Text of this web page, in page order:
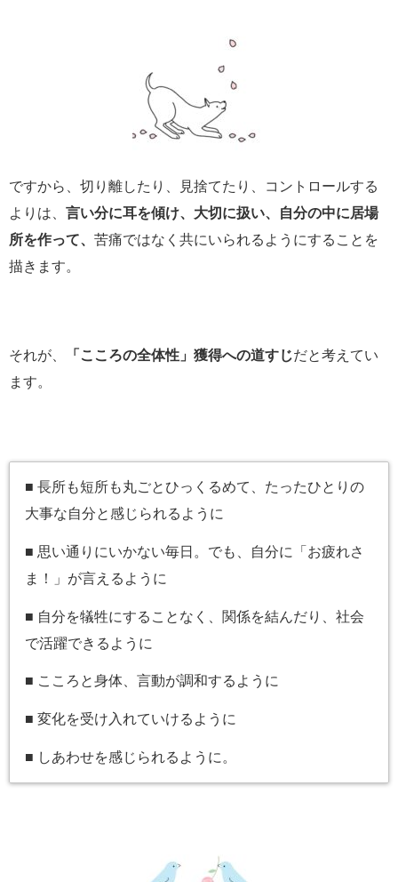
ですから、切り離したり、見捨てたり、コントロールする
よりは、 言い分に耳を傾け、大切に扱い、自分の中に居場
所を作って、 苦痛ではなく共にいられるようにすることを
描きます。
それが、 「こころの全体性」獲得への道すじだと考えてい
ます。
■ 長所も短所も丸ごとひっくるめて、たったひとりの
大事な自分と感じられるように
■ 思い通りにいかない毎日。でも、自分に「お疲れさ
ま！」が言えるように
■ 自分を犠牲にすることなく、関係を結んだり、社会
で活躍できるように
■ こころと身体、言動が調和するように
■ 変化を受け入れていけるように
■ しあわせを感じられるように。